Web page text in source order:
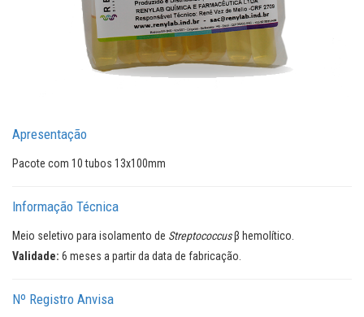
Apresentação
Pacote com 10 tubos 13x100mm
Informação Técnica
Meio seletivo para isolamento de Streptococcusβ hemolítico.
Validade: 6 meses a partir da data de fabricação.
Nº Registro Anvisa